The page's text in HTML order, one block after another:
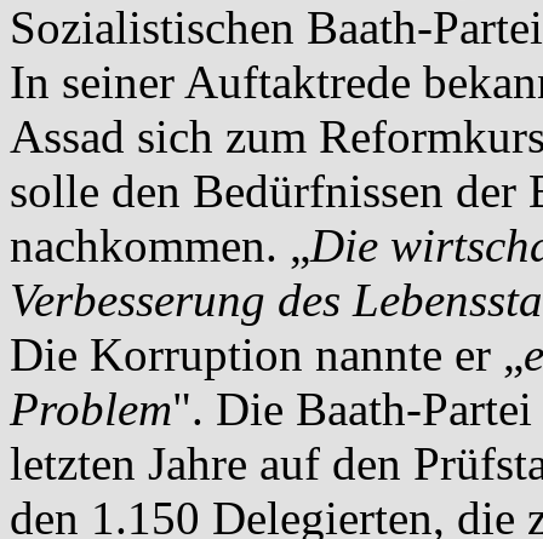
Sozialistischen Baath-
In seiner Auftaktrede
Assad sich zum
solle den Bedürfnissen der
nachkommen. „Die
Verbesserung des
Die Korruption nannte er „
Problem". Die Baath-
letzten Jahre auf den
den 1.150 Delegierten,